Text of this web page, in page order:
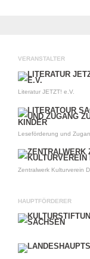
VERANSTALTER
Literatur JETZT! e.V.
Leseförderung und
Zentralwerk Kulturverein
HAUPTFÖRDERER